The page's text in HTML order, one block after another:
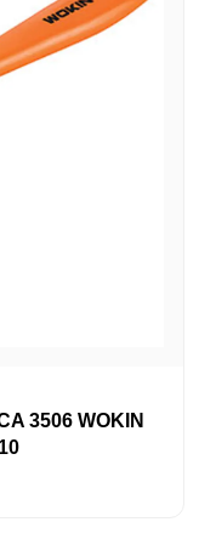
3506 WOKIN